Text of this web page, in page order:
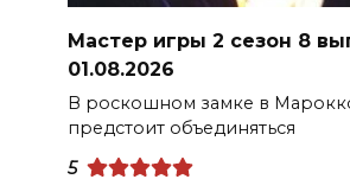
Мастер игры 2 сезон 8
01.08.2026
В роскошном замке в
предстоит объединяться
5